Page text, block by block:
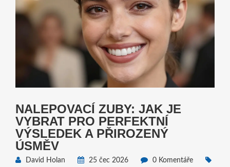
NALEPOVACÍ ZUBY: JAK JE
VYBRAT PRO PERFEKTNÍ
VÝSLEDEK A PŘIROZENÝ
ÚSMĚV
David Holan 25 čec 2026
0 Komentáře